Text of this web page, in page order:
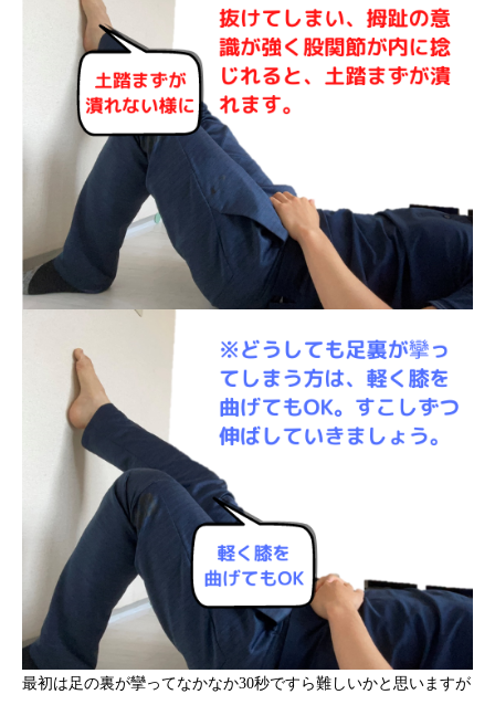
最初は足の裏が攣ってなかなか30秒ですら難しいかと思いますが